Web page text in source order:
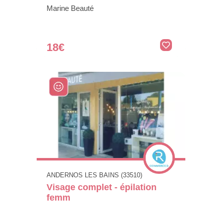
Marine Beauté
18€
ANDERNOS LES BAINS (33510)
Visage complet - épilation
femm